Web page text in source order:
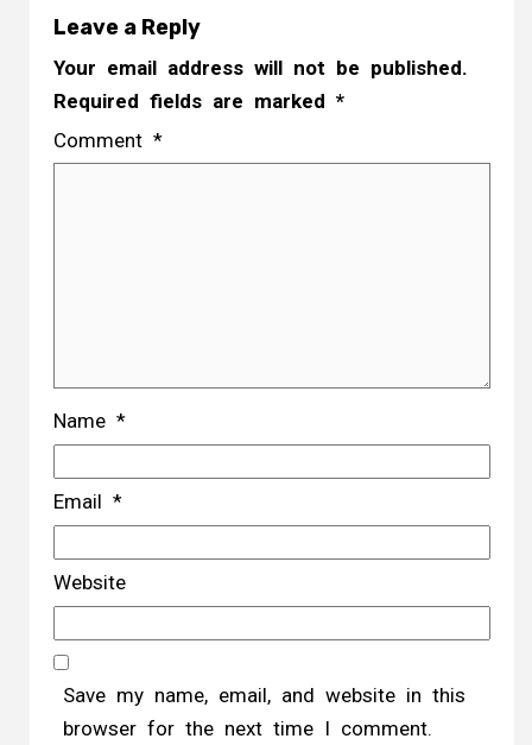
Leave a Reply
Your email address will not be published.
Required fields are marked *
Comment *
Name *
Email *
Website
Save my name, email, and website in this
browser for the next time I comment.